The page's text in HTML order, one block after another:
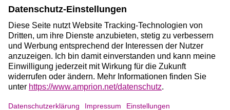
+49 800 584 9000
BeiStörungen an unseren Anlagen:
+49 800 490 4000
Social Media: